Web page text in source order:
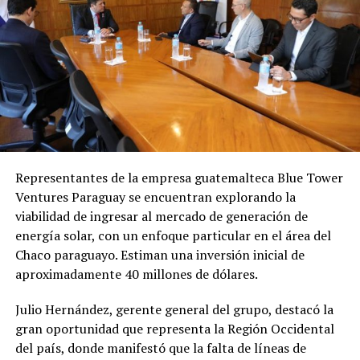
criminales, y que en realidad fue víctima de extorsión
por parte de criminales que buscaban ganancias
económicas.
Próximos pasos
De prosperar la acusación, el empresario podría
enfrentar una pena de12 a 30 años de prisión
por
de locación.
Según manifestaciones de los denunciantes, intentaron
evitar la denuncia penal recurriendo primero a la
Oficina de Mediación del Poder Judicial, solicitando que
se citara a Garrido para buscar un acuerdo comercial.
Durante la audiencia convocada, Garrido no asistió
personalmente, sino que fue representada por el
autenticadas de facturas de la empresa «Green Castle»
por valores de 18.500.000 y 10.400.000 guaraníes
respectivamente, sosteniendo que la señora Garrido
había pagado por todos los equipamientos e
infraestructura del comedor.
son facturas habían sido «anuladas por su titular» y que
«son de contenido falso», presuntamente completadas
por la Lic. Rosalba Garay, contadora que actualmente
Representantes de la empresa guatemalteca Blue Tower
Ventures Paraguay se encuentran explorando la
viabilidad de ingresar al mercado de generación de
energía solar, con un enfoque particular en el área del
Chaco paraguayo. Estiman una inversión inicial de
aproximadamente 40 millones de dólares.
Julio Hernández, gerente general del grupo, destacó la
gran oportunidad que representa la Región Occidental
del país, donde manifestó que la falta de líneas de